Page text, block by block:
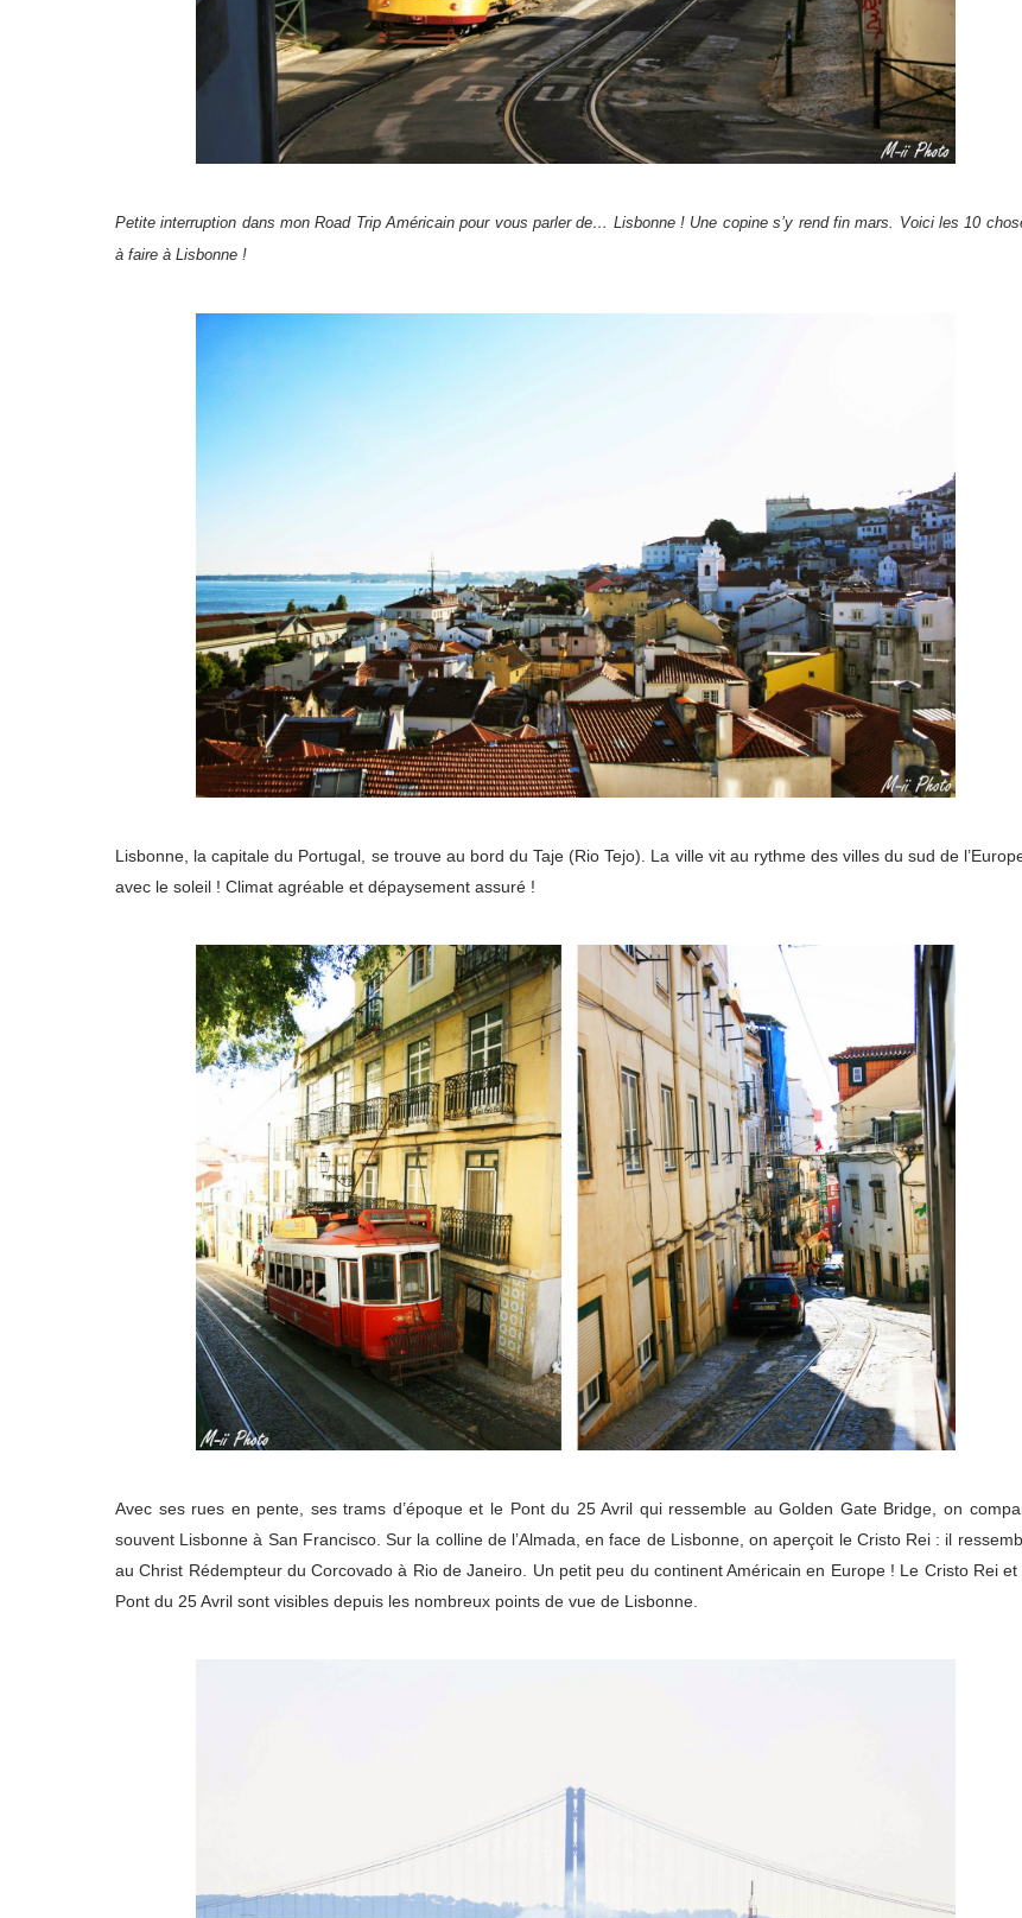
Petite interruption dans mon Road Trip Américain pour vous parler de… Lisbonne ! Une copine s’y rend fin mars. Voici les 10
à faire à Lisbonne !
Lisbonne, la capitale du Portugal, se trouve au bord du Taje (Rio Tejo). La ville vit au rythme des villes du sud de
avec le soleil ! Climat agréable et dépaysement assuré !
Avec ses rues en pente, ses trams d’époque et le Pont du 25 Avril qui ressemble au Golden Gate Bridge, on
souvent Lisbonne à San Francisco. Sur la colline de l’Almada, en face de Lisbonne, on aperçoit le Cristo Rei : il
au Christ Rédempteur du Corcovado à Rio de Janeiro. Un petit peu du continent Américain en Europe ! Le Cristo Rei et
Pont du 25 Avril sont visibles depuis les nombreux points de vue de Lisbonne.